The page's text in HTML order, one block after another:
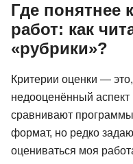
Где понятнее
работ: как
«рубрики»?
Критерии оценки —
недооценённый
сравнивают
формат, но редко
оцениваться моя